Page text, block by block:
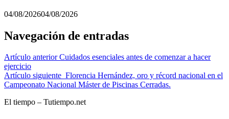
04/08/202604/08/2026
Navegación de entradas
Artículo anterior Cuidados esenciales antes de comenzar a hacer
ejercicio
Artículo siguiente Florencia Hernández, oro y récord nacional en el
Campeonato Nacional Máster de Piscinas Cerradas.
El tiempo – Tutiempo.net